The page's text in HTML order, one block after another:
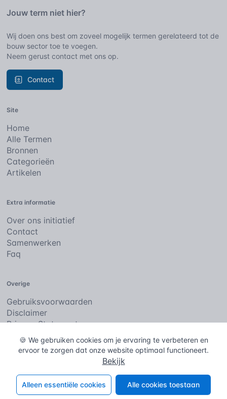
Jouw term niet hier?
Wij doen ons best om zoveel mogelijk termen gerelateerd tot de
bouw sector toe te voegen.
Neem gerust contact met ons op.
Contact
Site
Home
Alle Termen
Bronnen
Categorieën
Artikelen
Extra informatie
Over ons initiatief
Contact
Samenwerken
Faq
Overige
Gebruiksvoorwaarden
Disclaimer
Privacy Statement
Cookies
Copyright © 2026De bouwencyclopedie. Alle rechten
voorbehouden.
🍪 We gebruiken cookies om je ervaring te verbeteren en
ervoor te zorgen dat onze website optimaal functioneert.
Bekijk
Alleen essentiële cookies Alle cookies toestaan